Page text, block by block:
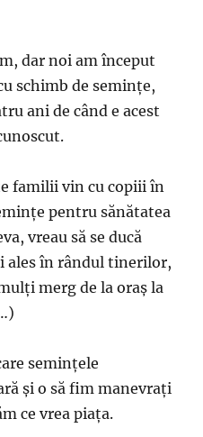
dar noi am început
schimb de seminţe,
ani de când e acest
familii vin cu copiii în
pentru sănătatea
vreau să se ducă
ales în rândul tinerilor,
merg de la oraş la
seminţele
şi o să fim manevraţi
ce vrea piaţa.